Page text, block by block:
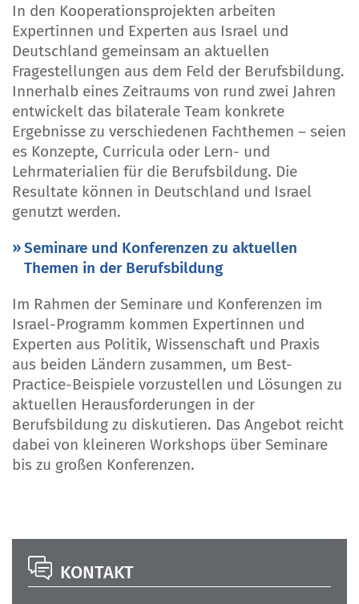
In den Kooperationsprojekten arbeiten
Expertinnen und Experten aus Israel und
Deutschland gemeinsam an aktuellen
Fragestellungen aus dem Feld der Berufsbildung.
Innerhalb eines Zeitraums von rund zwei Jahren
entwickelt das bilaterale Team konkrete
Ergebnisse zu verschiedenen Fachthemen – seien
es Konzepte, Curricula oder Lern- und
Lehrmaterialien für die Berufsbildung. Die
Resultate können in Deutschland und Israel
genutzt werden.
Seminare und Konferenzen zu aktuellen
Themen in der Berufsbildung
Im Rahmen der Seminare und Konferenzen im
Israel-Programm kommen Expertinnen und
Experten aus Politik, Wissenschaft und Praxis
aus beiden Ländern zusammen, um Best-
Practice-Beispiele vorzustellen und Lösungen zu
aktuellen Herausforderungen in der
Berufsbildung zu diskutieren. Das Angebot reicht
dabei von kleineren Workshops über Seminare
bis zu großen Konferenzen.
KONTAKT